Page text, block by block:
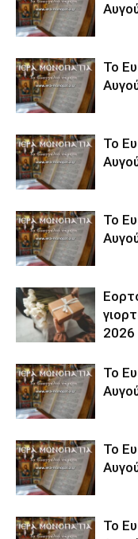
Το
Το
Το
2026
Το
Το
Το